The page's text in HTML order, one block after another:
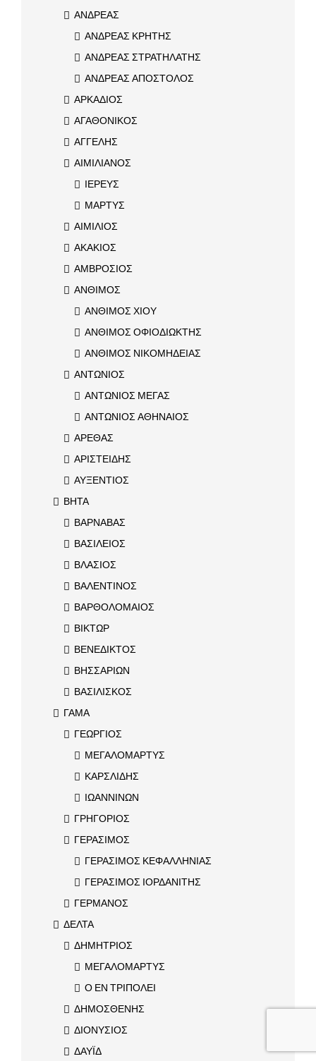
ΑΝΔΡΕΑΣ
ΑΝΔΡΕΑΣ ΚΡΗΤΗΣ
ΑΝΔΡΕΑΣ ΣΤΡΑΤΗΛΑΤΗΣ
ΑΝΔΡΕΑΣ ΑΠΟΣΤΟΛΟΣ
ΑΡΚΑΔΙΟΣ
ΑΓΑΘΟΝΙΚΟΣ
ΑΓΓΕΛΗΣ
ΑΙΜΙΛΙΑΝΟΣ
ΙΕΡΕΥΣ
ΜΑΡΤΥΣ
ΑΙΜΙΛΙΟΣ
ΑΚΑΚΙΟΣ
ΑΜΒΡΟΣΙΟΣ
ΑΝΘΙΜΟΣ
ΑΝΘΙΜΟΣ ΧΙΟΥ
ΑΝΘΙΜΟΣ ΟΦΙΟΔΙΩΚΤΗΣ
ΑΝΘΙΜΟΣ ΝΙΚΟΜΗΔΕΙΑΣ
ΑΝΤΩΝΙΟΣ
ΑΝΤΩΝΙΟΣ ΜΕΓΑΣ
ΑΝΤΩΝΙΟΣ ΑΘΗΝΑΙΟΣ
ΑΡΕΘΑΣ
ΑΡΙΣΤΕΙΔΗΣ
ΑΥΞΕΝΤΙΟΣ
ΒΗΤΑ
ΒΑΡΝΑΒΑΣ
ΒΑΣΙΛΕΙΟΣ
ΒΛΑΣΙΟΣ
ΒΑΛΕΝΤΙΝΟΣ
ΒΑΡΘΟΛΟΜΑΙΟΣ
ΒΙΚΤΩΡ
ΒΕΝΕΔΙΚΤΟΣ
ΒΗΣΣΑΡΙΩΝ
ΒΑΣΙΛΙΣΚΟΣ
ΓΑΜΑ
ΓΕΩΡΓΙΟΣ
ΜΕΓΑΛΟΜΑΡΤΥΣ
ΚΑΡΣΛΙΔΗΣ
ΙΩΑΝΝΙΝΩΝ
ΓΡΗΓΟΡΙΟΣ
ΓΕΡΑΣΙΜΟΣ
ΓΕΡΑΣΙΜΟΣ ΚΕΦΑΛΛΗΝΙΑΣ
ΓΕΡΑΣΙΜΟΣ ΙΟΡΔΑΝΙΤΗΣ
ΓΕΡΜΑΝΟΣ
ΔΕΛΤΑ
ΔΗΜΗΤΡΙΟΣ
ΜΕΓΑΛΟΜΑΡΤΥΣ
Ο ΕΝ ΤΡΙΠΟΛΕΙ
ΔΗΜΟΣΘΕΝΗΣ
ΔΙΟΝΥΣΙΟΣ
ΔΑΥΪΔ